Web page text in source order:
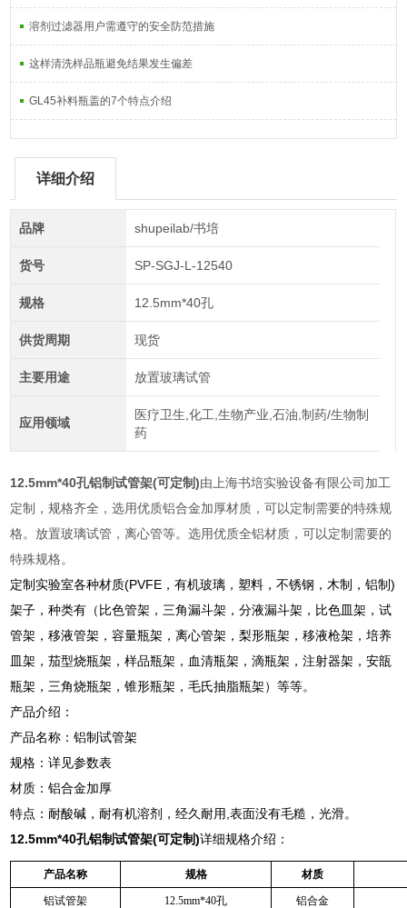
溶剂过滤器用户需遵守的安全防范措施
这样清洗样品瓶避免结果发生偏差
GL45补料瓶盖的7个特点介绍
详细介绍
品牌 shupeilab/书培
货号 SP-SGJ-L-12540
规格 12.5mm*40孔
供货周期 现货
主要用途 放置玻璃试管
应用领域
医疗卫生,化工,生物产业,石油,制药/生物制
药
12.5mm*40孔铝制试管架(可定制)由上海书培实验设备有限公司加工
定制，规格齐全，选用优质铝合金加厚材质，可以定制需要的特殊规
格。放置玻璃试管，离心管等。选用优质全铝材质，可以定制需要的
特殊规格。
定制实验室各种材质(PVFE，有机玻璃，塑料，不锈钢，木制，铝制)
架子，种类有（比色管架，三角漏斗架，分液漏斗架，比色皿架，试
管架，移液管架，容量瓶架，离心管架，梨形瓶架，移液枪架，培养
皿架，茄型烧瓶架，样品瓶架，血清瓶架，滴瓶架，注射器架，安瓿
瓶架，三角烧瓶架，锥形瓶架，毛氏抽脂瓶架）等等。
产品介绍：
产品名称：铝制试管架
规格：详见参数表
材质：铝合金加厚
特点：耐酸碱，耐有机溶剂，经久耐用,表面没有毛糙，光滑。
12.5mm*40孔铝制试管架(可定制)详细规格介绍：
产品名称 规格 材质
铝试管架 12.5mm*40孔 铝合金